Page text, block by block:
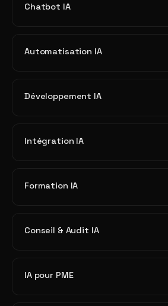
Chatbot IA
Automatisation IA
Développement IA
Intégration IA
Formation IA
Conseil & Audit IA
IA pour PME